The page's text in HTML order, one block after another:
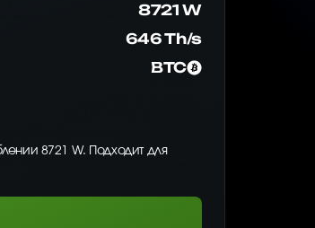
8721 W
646 Th/s
BTC
8721 W. Подходит для